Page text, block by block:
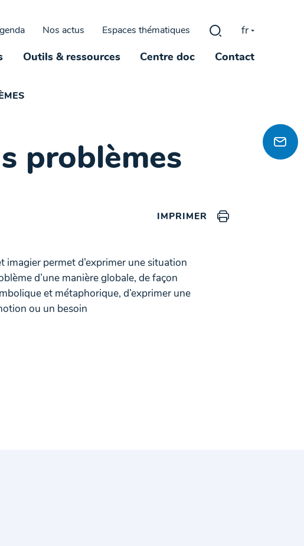
Nos actus Espaces thématiques Rechercher :
fr
Outils & ressources Centre doc Contact
problèmes
IMPRIMER
imagier permet d’exprimer une situation
d’une manière globale, de façon
et métaphorique, d’exprimer une
ou un besoin